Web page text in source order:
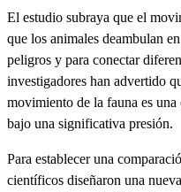
El estudio subraya que el
que los animales deambulan
peligros y para conectar
investigadores han advertido
movimiento de la fauna es una
bajo una significativa presión.
Para establecer una
científicos diseñaron una